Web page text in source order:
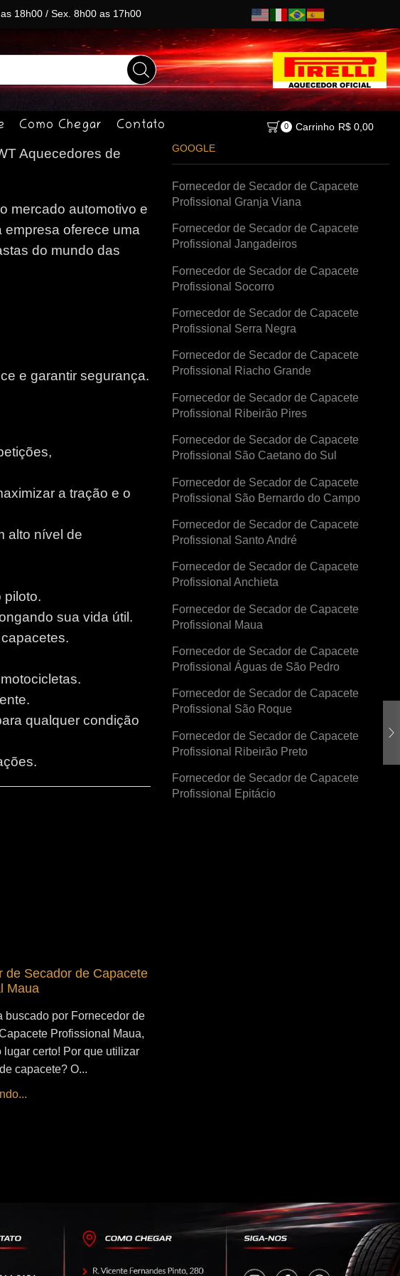
18h00 / Sex. 8h00 as 17h00
Como Chegar Contato 0 Carrinho R$0,00
Aquecedores de
mercado automotivo e
empresa oferece uma
do mundo das
e garantir segurança.
a tração e o
alto nível de
piloto.
sua vida útil.
qualquer condição
de Secador de Capacete
Maua
buscado por Fornecedor de
Profissional Maua,
lugar certo! Por que utilizar
capacete? O...
GOOGLE
Fornecedor de Secador de Capacete
Profissional Granja Viana
Fornecedor de Secador de Capacete
Profissional Jangadeiros
Fornecedor de Secador de Capacete
Profissional Socorro
Fornecedor de Secador de Capacete
Profissional Serra Negra
Fornecedor de Secador de Capacete
Profissional Riacho Grande
Fornecedor de Secador de Capacete
Profissional Ribeirão Pires
Fornecedor de Secador de Capacete
Profissional São Caetano do Sul
Fornecedor de Secador de Capacete
Profissional São Bernardo do Campo
Fornecedor de Secador de Capacete
Profissional Santo André
Fornecedor de Secador de Capacete
Profissional Anchieta
Fornecedor de Secador de Capacete
Profissional Maua
Fornecedor de Secador de Capacete
Profissional Águas de São Pedro
Fornecedor de Secador de Capacete
Profissional São Roque
Fornecedor de Secador de Capacete
Profissional Ribeirão Preto
Fornecedor de Secador de Capacete
Profissional Epitácio